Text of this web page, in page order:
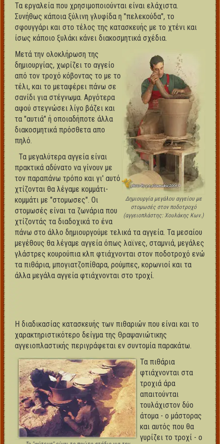
Τα εργαλεία που χρησιμοποιούνται είναι ελάχιστα.
Συνήθως κάποια ξύλινη γλυφίδα η "πελεκούδα", το
σφουγγάρι και στο τέλος της κατασκευής με το χτένι και
ίσως κάποιο ξυλάκι κάνει διακοσμητικά σχέδια.
Δημιουργία μεγάλου αγγείου με
στομωσές στον ποδοτροχό
(αγγειοπλάστης: Χουλάκης Κων.)
Μετά την ολοκλήρωση της
δημιουργίας, χωρίζει το αγγείο
από τον τροχό κόβοντας το με το
τέλι, και το μεταφέρει πάνω σε
σανίδι για στέγνωμα. Αργότερα
αφού στεγνώσει λίγο βάζει και
τα "αυτιά" ή οποιαδήποτε άλλα
διακοσμητικά πρόσθετα απο
πηλό.
Τα μεγαλύτερα αγγεία είναι
πρακτικά αδύνατο να γίνουν με
τον παραπάνω τρόπο και γι' αυτό
χτίζονται θα λέγαμε κομμάτι-
κομμάτι με "στομωσες". Οι
στομωσές είναι τα ζωνάρια που
χτίζοντάς τα διαδοχικά το ένα
πάνω στο άλλο δημιουργούμε τελικά τα αγγεία. Τα μεσαίου
μεγέθους θα λέγαμε αγγεία όπως λαϊνες, σταμνιά, μεγάλες
γλάστρες κουρούπια κλπ φτιάχνονται στον ποδοτροχό ενώ
τα πιθάρια, μπογιατζοπίθαρα, ρούμπες, κορωνιοί και τα
άλλα μεγάλα αγγεία φτιάχνονται στο τροχί.
Η διαδικασίας κατασκευής των πιθαριών που είναι και το
χαρακτηριστικότερο δείγμα της Θραψανιώτικης
αγγειοπλαστικής περιγράφεται εν συντομία παρακάτω.
Τα πιθάρια
φτιάχνονται στα
τροχιά άρα
απαιτούνται
τουλάχιστον δύο
άτομα - ο μάστορας
και αυτός που θα
γυρίζει το τροχί - ο